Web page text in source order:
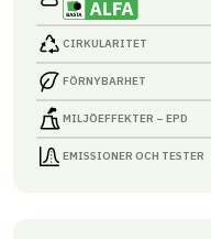
CIRKULARITET
FÖRNYBARHET
MILJÖEFFEKTER – EPD
EMISSIONER OCH TESTER